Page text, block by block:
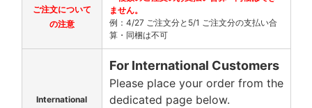
ご注文について
の注意
ません。
例：4/27 ご注文分と5/1 ご注文分の支払い合
算・同梱は不可
International
For International Customers
Please place your order from the
dedicated page below.